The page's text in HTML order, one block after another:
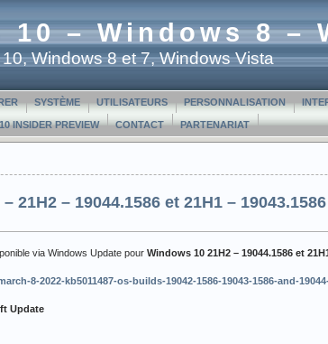
10 – Windows 8 –
Windows 8 et 7, Windows Vista
SYSTÈME UTILISATEURS PERSONNALISATION
INSIDER PREVIEW CONTACT PARTENARIAT
21H2 – 19044.1586 et 21H1 – 19043.1586
via Windows Update pour Windows 10 21H2 – 19044.1586 et
8-2022-kb5011487-os-builds-19042-1586-19043-1586-and-
Update